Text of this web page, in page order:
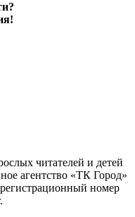
читателей и детей
агентство «ТК Город»
номер